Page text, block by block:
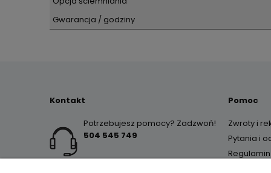
Gwarancja / godziny
Kontakt
Potrzebujesz pomocy? Zadzwoń!
504 545 749
Pomoc
Zwroty i
Pytania i
Regulamin